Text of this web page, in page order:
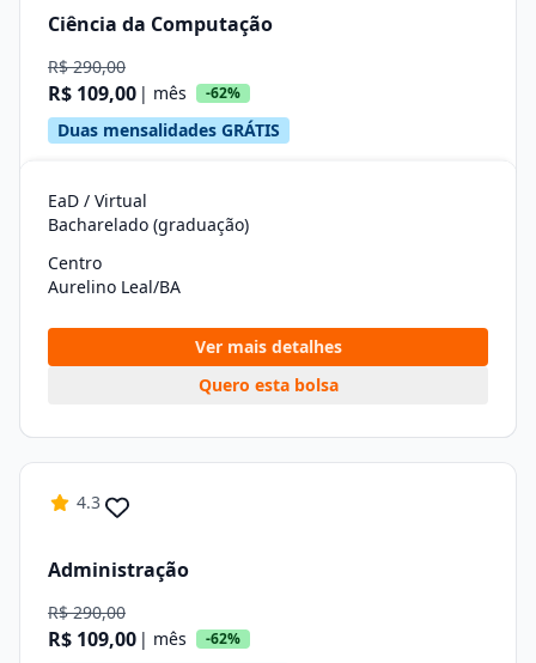
Ciência da Computação
R$ 290,00
R$ 109,00 | mês -62%
Duas mensalidades GRÁTIS
EaD / Virtual
Bacharelado (graduação)
Centro
Aurelino Leal/BA
Ver mais detalhes
Quero esta bolsa
4.3
Administração
R$ 290,00
R$ 109,00 | mês -62%